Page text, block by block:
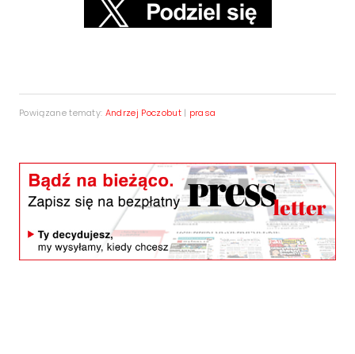
Powiązane tematy: Andrzej Poczobut| prasa